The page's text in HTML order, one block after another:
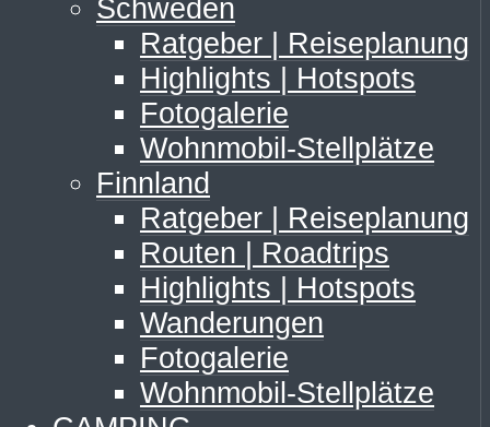
Schweden
Ratgeber | Reiseplanung
Highlights | Hotspots
Fotogalerie
Wohnmobil-Stellplätze
Finnland
Ratgeber | Reiseplanung
Routen | Roadtrips
Highlights | Hotspots
Wanderungen
Fotogalerie
Wohnmobil-Stellplätze